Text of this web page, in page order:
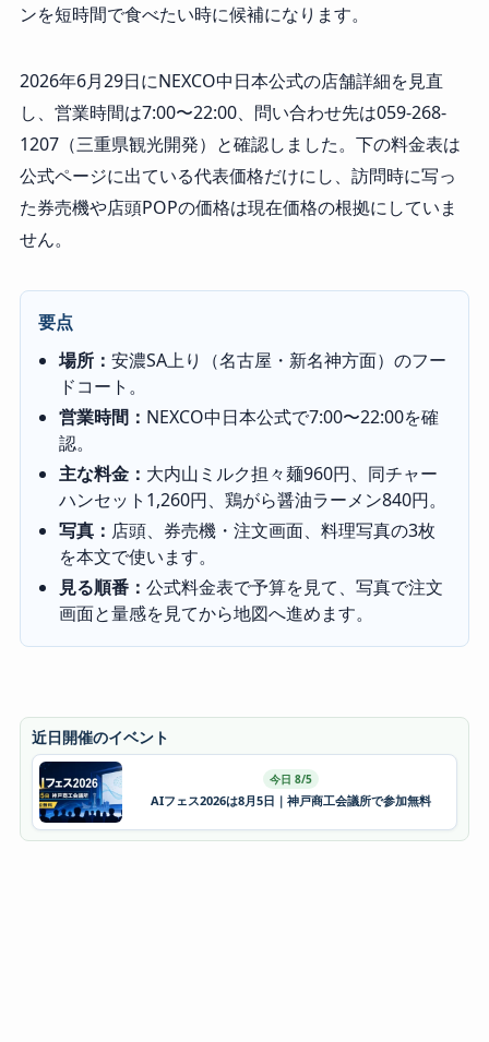
ンを短時間で食べたい時に候補になります。
2026年6月29日にNEXCO中日本公式の店舗詳細を見直
し、営業時間は7:00〜22:00、問い合わせ先は059-268-
1207（三重県観光開発）と確認しました。下の料金表は
公式ページに出ている代表価格だけにし、訪問時に写っ
た券売機や店頭POPの価格は現在価格の根拠にしていま
せん。
要点
場所：安濃SA上り（名古屋・新名神方面）のフー
ドコート。
営業時間： NEXCO中日本公式で7:00〜22:00を確
認。
主な料金： 大内山ミルク担々麺960円、同チャー
ハンセット1,260円、鶏がら醤油ラーメン840円。
写真： 店頭、券売機・注文画面、料理写真の3枚
を本文で使います。
見る順番：公式料金表で予算を見て、写真で注文
画面と量感を見てから地図へ進めます。
近日開催のイベント
今日 8/5
AIフェス2026は8月5日｜神戸商工会議所で参加無料